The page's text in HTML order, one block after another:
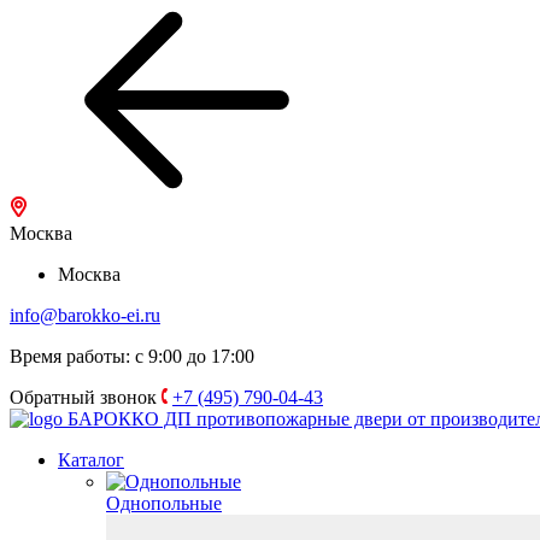
Москва
Москва
info@barokko-ei.ru
Время работы: с 9:00 до 17:00
Обратный звонок
+7 (495) 790-04-43
БАРОККО ДП противопожарные двери от
Каталог
Однопольные